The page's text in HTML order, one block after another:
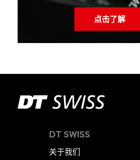
点击了解
DT SWISS
关于我们